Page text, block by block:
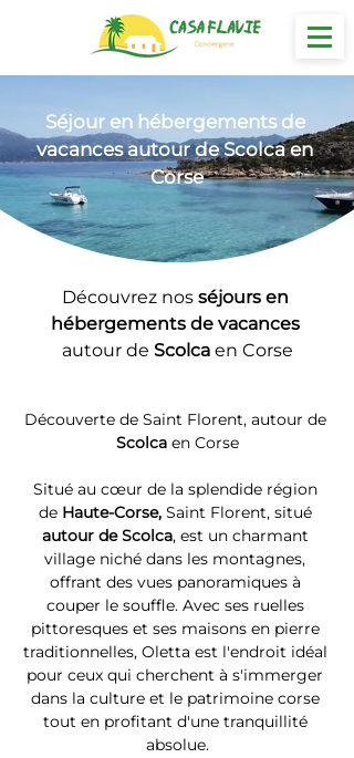
Séjour en hébergements de
vacances autour de Scolca en
Corse
Découvrez nos séjours en
hébergements de vacances
autour de Scolca en Corse
Découverte de Saint Florent, autour de
Scolca en Corse
Situé au cœur de la splendide région
de Haute-Corse, Saint Florent, situé
autour de Scolca, est un charmant
village niché dans les montagnes,
offrant des vues panoramiques à
couper le souffle. Avec ses ruelles
pittoresques et ses maisons en pierre
traditionnelles, Oletta est l'endroit idéal
pour ceux qui cherchent à s'immerger
dans la culture et le patrimoine corse
tout en profitant d'une tranquillité
absolue.